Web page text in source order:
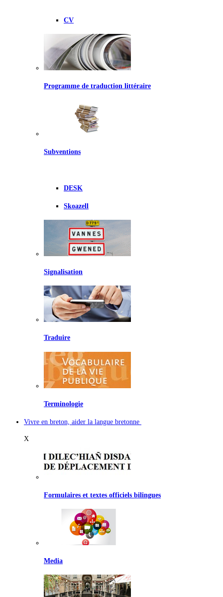
CV
Programme de traduction littéraire
Subventions
DESK
Skoazell
Signalisation
Traduire
Terminologie
Vivre en breton, aider la langue bretonne
X
Formulaires et textes officiels bilingues
Media